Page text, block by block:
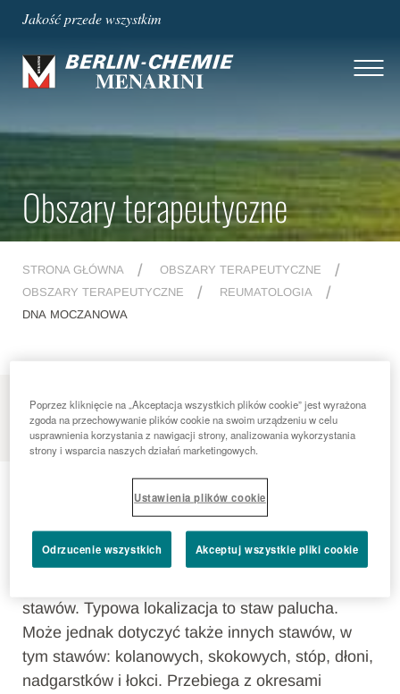
Jakość przede wszystkim
Obszary terapeutyczne
STRONA GŁÓWNA
OBSZARY TERAPEUTYCZNE
OBSZARY TERAPEUTYCZNE
REUMATOLOGIA
DNA MOCZANOWA
MENU
Dna moczanowa
Dna moczanowa to zapalenie stawów, cechujące
się gwałtownymi epizodami silnego bólu, obrzęku,
stawów. Typowa lokalizacja to staw palucha.
Może jednak dotyczyć także innych stawów, w
tym stawów: kolanowych, skokowych, stóp, dłoni,
nadgarstków i łokci. Przebiega z okresami
Poprzez kliknięcie na „Akceptacja wszystkich plików cookie” jest wyrażona
zgoda na przechowywanie plików cookie na swoim urządzeniu w celu
usprawnienia korzystania z nawigacji strony, analizowania wykorzystania
strony i wsparcia naszych działań marketingowych.
Ustawienia plików cookie
Odrzucenie wszystkich Akceptuj wszystkie pliki cookie